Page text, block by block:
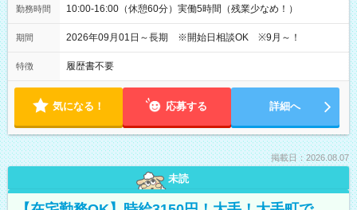
勤務時間 10:00-16:00（休憩60分）実働5時間（残業少なめ！）
期間 2026年09月01日～長期 ※開始日相談OK ※9月～！
特徴 履歴書不要
気になる！ 応募する 詳細へ
掲載日：2026.08.07
未読